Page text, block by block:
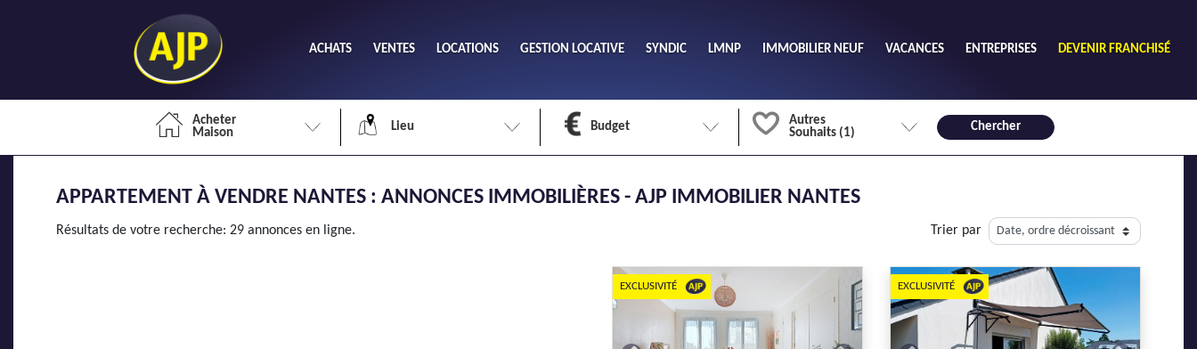
ACHATS VENTES LOCATIONS GESTION LOCATIVE SYNDIC LMNP IMMOBILIER NEUF VACANCES ENTREPRISES DEVENIR FRANCHISÉ
Acheter
Maison
Lieu Budget
min
Autres
Souhaits (1)
1
2 3
4 plus
Chercher
APPARTEMENT À VENDRE NANTES : ANNONCES IMMOBILIÈRES - AJP IMMOBILIER NANTES
Résultats de votre recherche: 29 annonces en ligne. Trier par
EXCLUSIVITÉ EXCLUSIVITÉ